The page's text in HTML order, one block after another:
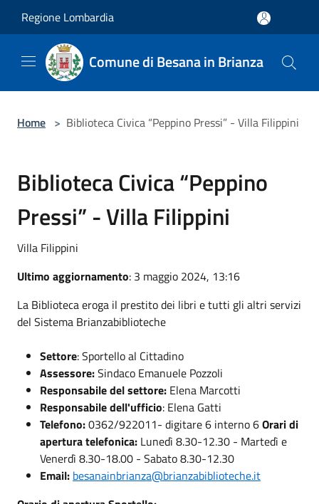
Regione Lombardia
Comune di Besana in Brianza
Home > Biblioteca Civica “Peppino Pressi” - Villa Filippini
Biblioteca Civica “Peppino
Pressi” - Villa Filippini
Villa Filippini
Ultimo aggiornamento: 3 maggio 2024, 13:16
La Biblioteca eroga il prestito dei libri e tutti gli altri servizi
del Sistema Brianzabiblioteche
Settore: Sportello al Cittadino
Assessore:Sindaco Emanuele Pozzoli
Responsabile del settore: Elena Marcotti
Responsabile dell'ufficio: Elena Gatti
Telefono:0362/922011- digitare 6 interno 6Orari di
apertura telefonica: Lunedì 8.30-12.30 - Martedì e
Venerdì 8.30-18.00 - Sabato 8.30-12.30
Email: besanainbrianza@brianzabiblioteche.it